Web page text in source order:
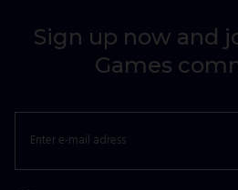
Sign up now and
Games